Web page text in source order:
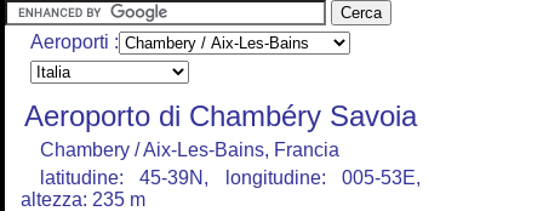
Aeroporti :
Aeroporto di Chambéry Savoia
Chambery / Aix-Les-Bains, Francia
latitudine: 45-39N, longitudine: 005-53E,
altezza: 235 m